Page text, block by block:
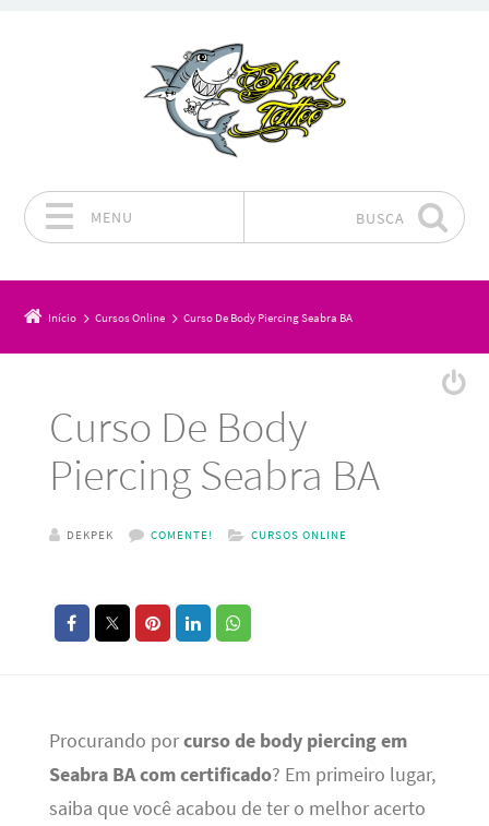
MENU BUSCA
Início Cursos Online Curso De Body Piercing Seabra BA
Curso De Body
Piercing Seabra BA
DEKPEK COMENTE! CURSOS ONLINE
Procurando porcurso de body piercing em
Seabra BA com certificado? Em primeiro lugar,
saiba que você acabou de ter o melhor acerto